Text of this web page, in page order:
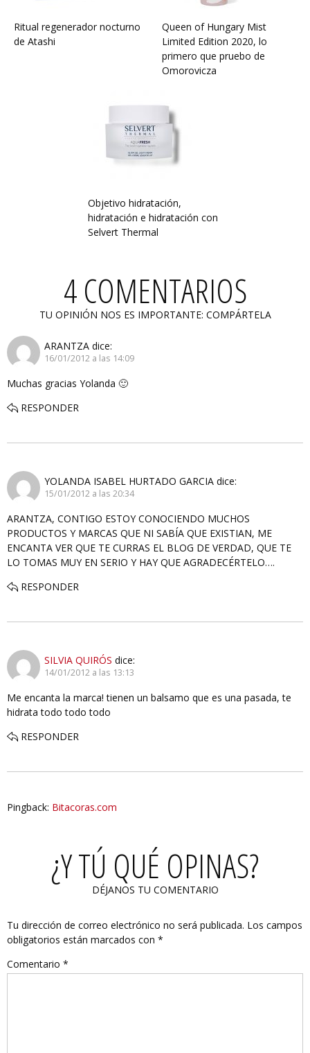
Ritual regenerador nocturno
de Atashi
Queen of Hungary Mist
Limited Edition 2020, lo
primero que pruebo de
Omorovicza
Objetivo hidratación,
hidratación e hidratación con
Selvert Thermal
4 COMENTARIOS
TU OPINIÓN NOS ES IMPORTANTE: COMPÁRTELA
ARANTZA dice:
16/01/2012 a las 14:09
Muchas gracias Yolanda 🙂
RESPONDER
YOLANDA ISABEL HURTADO GARCIA dice:
15/01/2012 a las 20:34
ARANTZA, CONTIGO ESTOY CONOCIENDO MUCHOS
PRODUCTOS Y MARCAS QUE NI SABÍA QUE EXISTIAN, ME
ENCANTA VER QUE TE CURRAS EL BLOG DE VERDAD, QUE TE
LO TOMAS MUY EN SERIO Y HAY QUE AGRADECÉRTELO….
RESPONDER
SILVIA QUIRÓS dice:
14/01/2012 a las 13:13
Me encanta la marca! tienen un balsamo que es una pasada, te
hidrata todo todo todo
RESPONDER
Pingback: Bitacoras.com
¿Y TÚ QUÉ OPINAS?
DÉJANOS TU COMENTARIO
Tu dirección de correo electrónico no será publicada. Los campos
obligatorios están marcados con *
Comentario *